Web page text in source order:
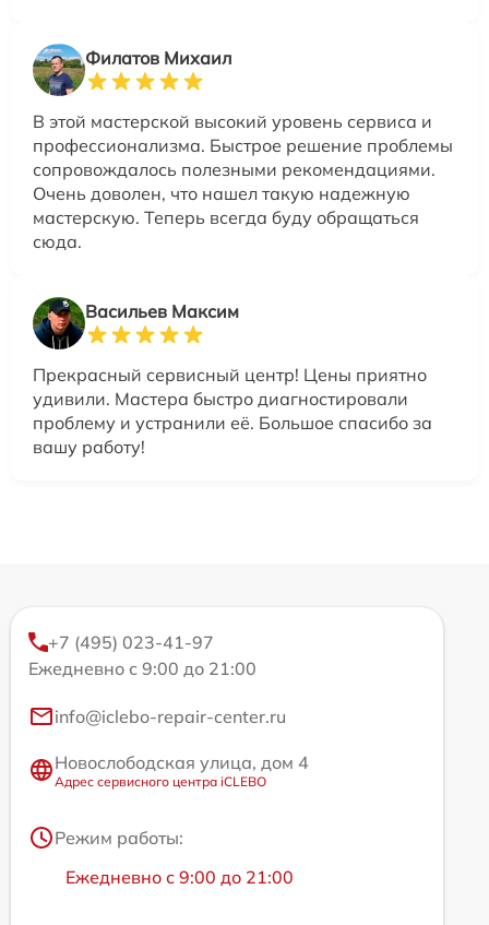
Филатов Михаил
В этой мастерской высокий уровень сервиса и
профессионализма. Быстрое решение проблемы
сопровождалось полезными рекомендациями.
Очень доволен, что нашел такую надежную
мастерскую. Теперь всегда буду обращаться
сюда.
Васильев Максим
Прекрасный сервисный центр! Цены приятно
удивили. Мастера быстро диагностировали
проблему и устранили её. Большое спасибо за
вашу работу!
+7 (495) 023-41-97
Ежедневно с 9:00 до 21:00
info@iclebo-repair-center.ru
Новослободская улица, дом 4
Адрес сервисного центра iCLEBO
Режим работы:
Ежедневно с 9:00 до 21:00